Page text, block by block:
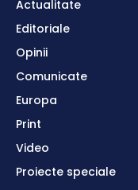
Actualitate
Editoriale
Opinii
Comunicate
Europa
Print
Video
Proiecte speciale